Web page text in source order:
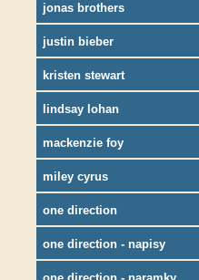
jonas brothers
justin bieber
kristen stewart
lindsay lohan
mackenzie foy
miley cyrus
one direction
one direction - napisy